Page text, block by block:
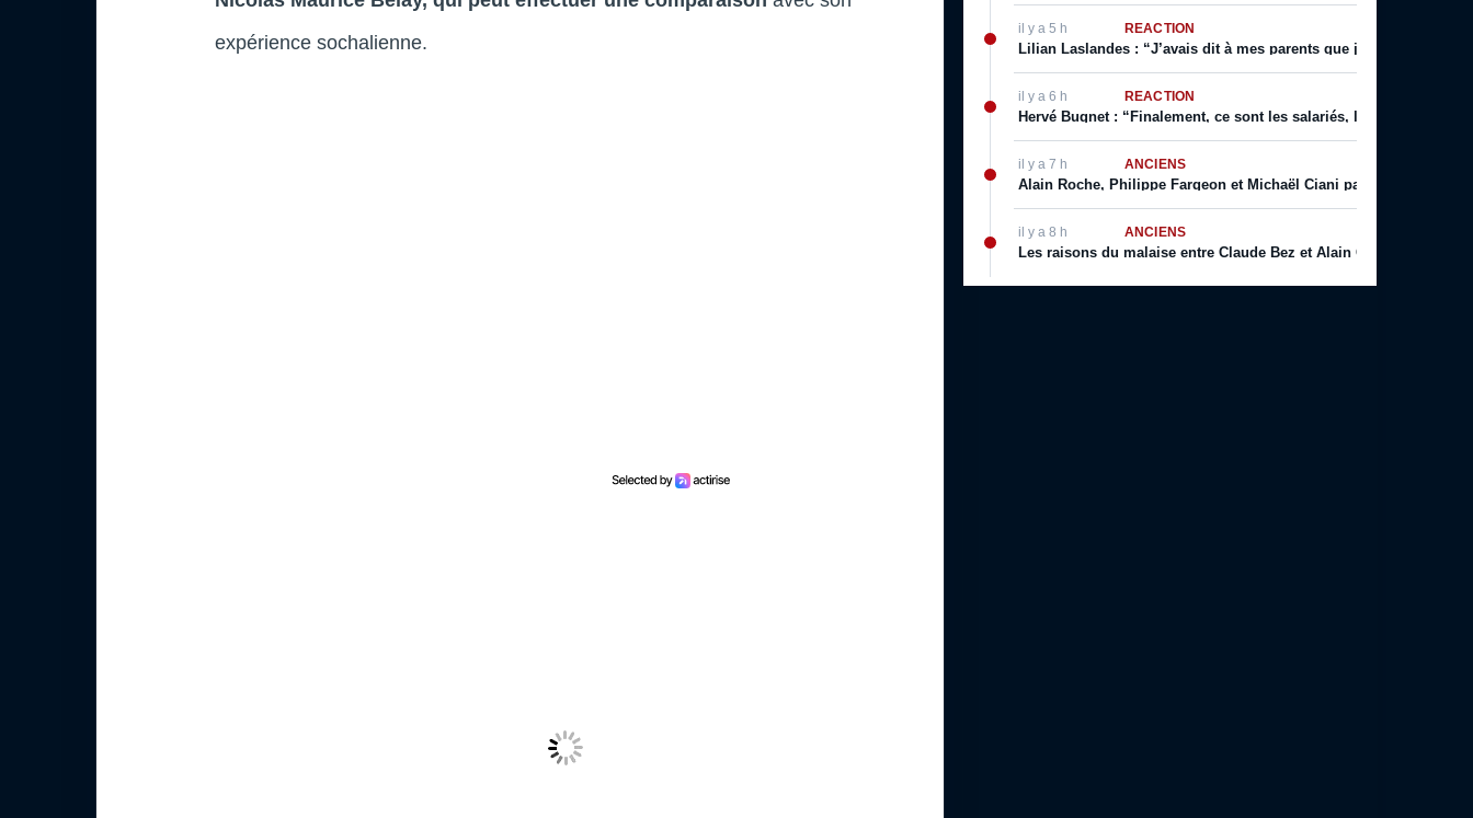
expérience sochalienne.
il y a 5 h RÉACTION
Lilian Laslandes : “J’avais dit à mes parents que j’allais
il y a 6 h RÉACTION
Hervé Bugnet : “Finalement, ce sont les salariés, les supporters,
il y a 7 h ANCIENS
Alain Roche, Philippe Fargeon et Michaël Ciani parlent de leur
il y a 8 h ANCIENS
Les raisons du malaise entre Claude Bez et Alain Giresse